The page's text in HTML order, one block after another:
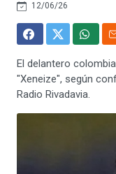
12/06/26
El delantero
"Xeneize", según
Radio Rivadavia.